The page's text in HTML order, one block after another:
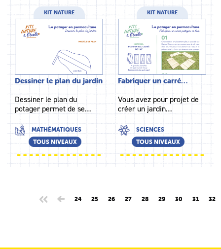
KIT NATURE
Dessiner le plan du jardin
Dessiner le plan du
potager permet de se…
MATHÉMATIQUES
TOUS NIVEAUX
KIT NATURE
Fabriquer un carré…
Vous avez pour projet de
créer un jardin…
SCIENCES
TOUS NIVEAUX
24 25 26 27 28 29 30 31 32